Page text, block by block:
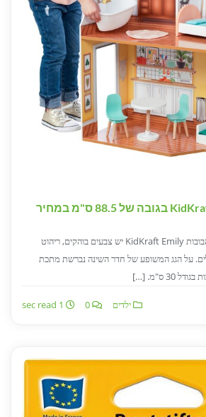
בית בובות KidKraft Emily בגובה של 88.5 ס"מ במחיר
מחיר רגיל € 81,99 לבית הבובות KidKraft Emily יש צבעים בוהקים, ריהוט
על הגג המשופע של חדר השינה נברשת מתכת
30 ס"מ. […]
ילדים